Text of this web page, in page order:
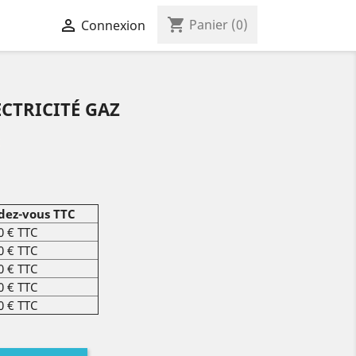
 Connexion shopping_cart Panier (0)
GAZ
vous TTC
€ TTC
€ TTC
€ TTC
€ TTC
€ TTC